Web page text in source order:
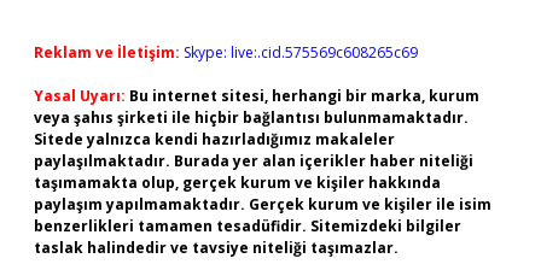
Reklam ve İletişim: Skype: live:.cid.575569c608265c69
Yasal Uyarı: Bu internet sitesi, herhangi bir marka, kurum
veya şahıs şirketi ile hiçbir bağlantısı bulunmamaktadır.
Sitede yalnızca kendi hazırladığımız makaleler
paylaşılmaktadır. Burada yer alan içerikler haber niteliği
taşımamakta olup, gerçek kurum ve kişiler hakkında
paylaşım yapılmamaktadır. Gerçek kurum ve kişiler ile isim
benzerlikleri tamamen tesadüfidir. Sitemizdeki bilgiler
taslak halindedir ve tavsiye niteliği taşımazlar.